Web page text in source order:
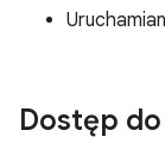
Dostęp